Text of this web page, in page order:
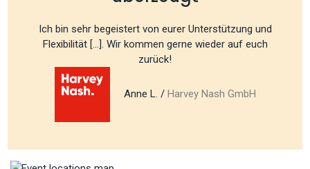
Ich bin sehr begeistert von eurer Unterstützung und
Flexibilität [...]. Wir kommen gerne wieder auf euch
zurück!
Anne L. / Harvey Nash GmbH